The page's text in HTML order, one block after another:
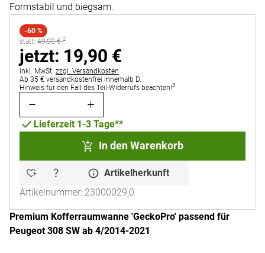
Formstabil und biegsam.
-60 %
statt:
statt: 49,90€ 2
jetzt:
jetzt: 19,90 €
Steuerhinweis:
inkl. MwSt. zzgl. Versandkosten
Ab 35 € versandkostenfrei innerhalb D.
Hinweis für den Fall des Teil-Widerrufs beachten!3
Lieferzeit 1-3 Tage**
In den Warenkorb
Artikelherkunft
Artikelnummer: 23000029;0
Premium Kofferraumwanne 'GeckoPro' passend für
Peugeot 308 SW ab 4/2014-2021